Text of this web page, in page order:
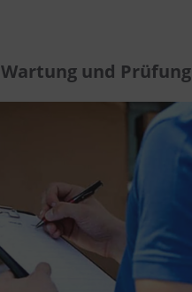
Wartung und Prüfung